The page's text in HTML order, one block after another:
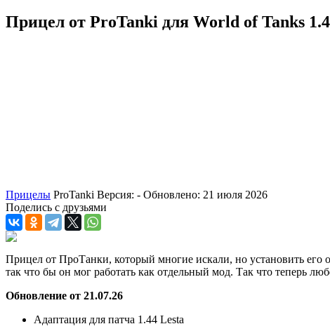
Прицел от ProTanki для World of Tanks
Прицелы ProTanki Версия: - Обновлено: 21 июля 2026
Поделись с друзьями
Прицел от ПроТанки, который многие искали, но установить
так что бы он мог работать как отдельный мод. Так что теперь
Обновление от 21.07.26
Адаптация для патча 1.44 Lesta